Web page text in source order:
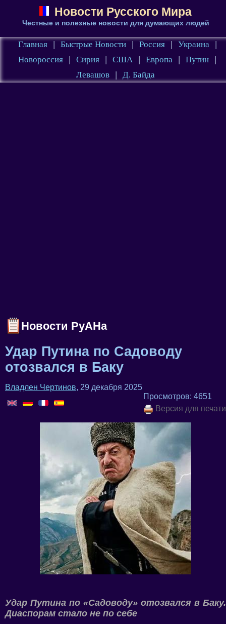
Новости Русского Мира
Честные и полезные новости для думающих людей
Главная | Быстрые Новости | Россия | Украина
|
Новороссия
| Сирия | США | Европа | Путин
|
Левашов
| Д. Байда
Новости РуАНа
Удар Путина по Садоводу
отозвался в Баку
Владлен Чертинов, 29 декабря 2025
Просмотров: 4651
Версия для печати
Удар Путина по «Садоводу» отозвался в Баку.
Диаспорам стало не по себе